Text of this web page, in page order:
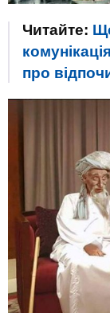
Читайте:
про